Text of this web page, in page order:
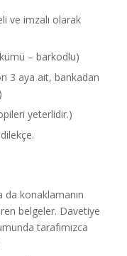
ve imzalı olarak
– barkodlu)
3 aya ait, bankadan
yeterlidir.)
konaklamanın
belgeler. Davetiye
tarafımızca